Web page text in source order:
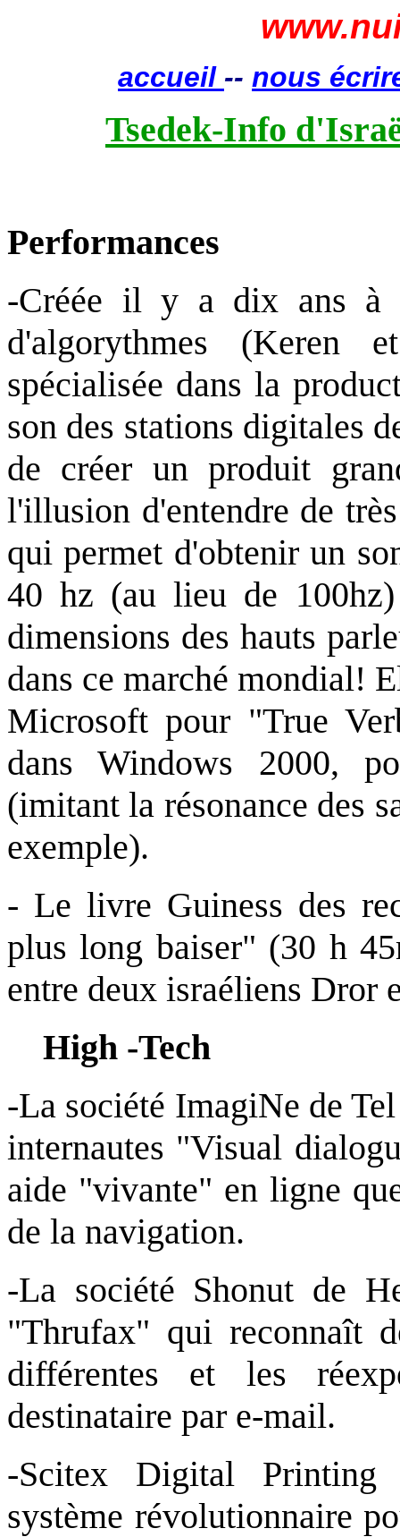
accueil -- nous
Tsedek-Info
Performances
-Créée il y a dix ans à
d'algorythmes (Keren
spécialisée dans la
son des stations digitales
de créer un produit
l'illusion d'entendre de
qui permet d'obtenir un
40 hz (au lieu de
dimensions des hauts
dans ce marché mondial!
Microsoft pour "True
dans Windows 2000,
(imitant la résonance des
exemple).
- Le livre Guiness des
plus long baiser" (30 h
entre deux israéliens Dror
High -Tech
-La société ImagiNe de
internautes "Visual
aide "vivante" en ligne
de la navigation.
-La société Shonut de
"Thrufax" qui reconnaît
différentes et les
destinataire par e-mail.
-Scitex Digital Printing
système révolutionnaire